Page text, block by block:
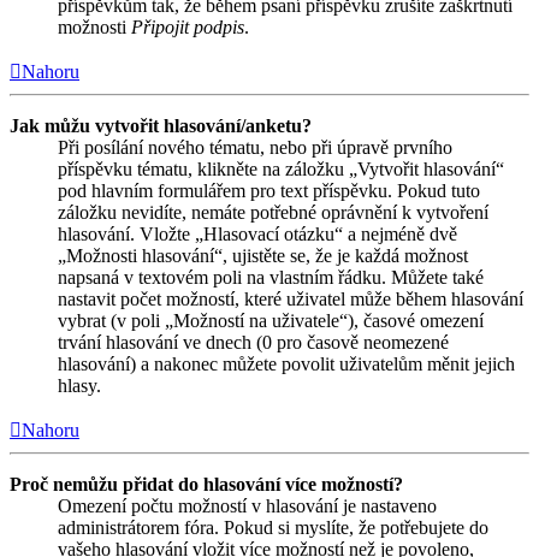
příspěvkům tak, že během psaní příspěvku zrušíte zaškrtnutí
možnosti Připojit podpis.
Nahoru
Jak můžu vytvořit hlasování/anketu?
Při posílání nového tématu, nebo při úpravě prvního
příspěvku tématu, klikněte na záložku „Vytvořit hlasování“
pod hlavním formulářem pro text příspěvku. Pokud tuto
záložku nevidíte, nemáte potřebné oprávnění k vytvoření
hlasování. Vložte „Hlasovací otázku“ a nejméně dvě
„Možnosti hlasování“, ujistěte se, že je každá možnost
napsaná v textovém poli na vlastním řádku. Můžete také
nastavit počet možností, které uživatel může během hlasování
vybrat (v poli „Možností na uživatele“), časové omezení
trvání hlasování ve dnech (0 pro časově neomezené
hlasování) a nakonec můžete povolit uživatelům měnit jejich
hlasy.
Nahoru
Proč nemůžu přidat do hlasování více možností?
Omezení počtu možností v hlasování je nastaveno
administrátorem fóra. Pokud si myslíte, že potřebujete do
vašeho hlasování vložit více možností než je povoleno,